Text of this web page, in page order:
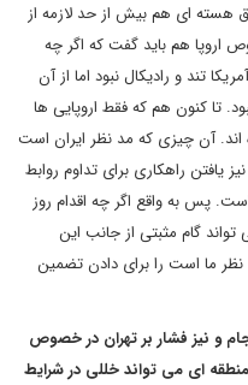
هسته ای هم بیش از حد لازمه از
اروپا هم باید گفت که اگر چه
تند و رادیکال نبود اما از آن
تا کنون هم که فقط اروپایی ها
اند. آن چیزی که مد نظر ایران است
یافتن راهکاری برای تداوم روابط
پس به واقع اگر چه اقدام روز
تواند گام مثبتی از جانب این
نظر ما است را برای دادن تضمین
و نیز فشار بر تهران در خصوص
ای می تواند خللی در شرایط